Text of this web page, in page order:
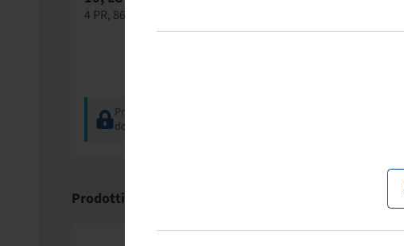
4 PR, 86 A3 / 82 A6, TL
Prezzi e scorte visibili
dopo il
Prodotti adatti